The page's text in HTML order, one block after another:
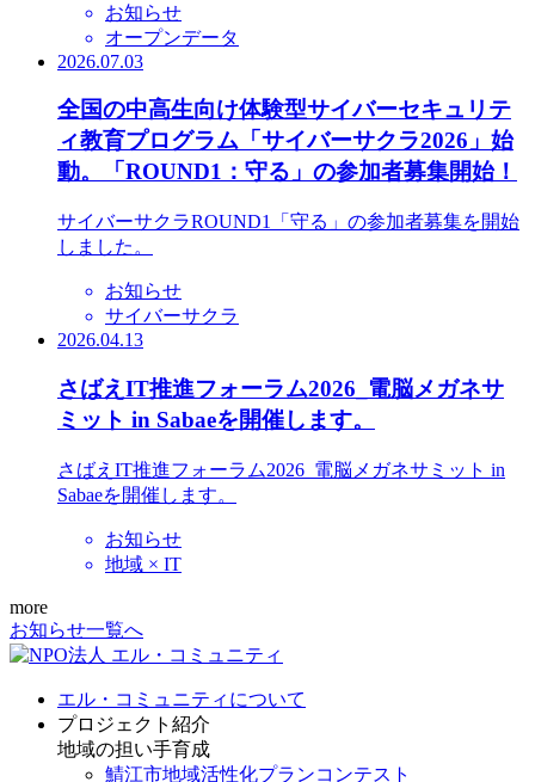
お知らせ
オープンデータ
2026.07.03
全国の中高生向け体験型サイバーセキュリテ
ィ教育プログラム「サイバーサクラ2026」始
動。「ROUND1：守る」の参加者募集開始！
サイバーサクラROUND1「守る」の参加者募集を開始
しました。
お知らせ
サイバーサクラ
2026.04.13
さばえIT推進フォーラム2026_電脳メガネサ
ミット in Sabaeを開催します。
さばえIT推進フォーラム2026_電脳メガネサミット in
Sabaeを開催します。
お知らせ
地域 × IT
more
お知らせ一覧へ
エル・コミュニティについて
プロジェクト紹介
地域の担い手育成
鯖江市地域活性化プランコンテスト